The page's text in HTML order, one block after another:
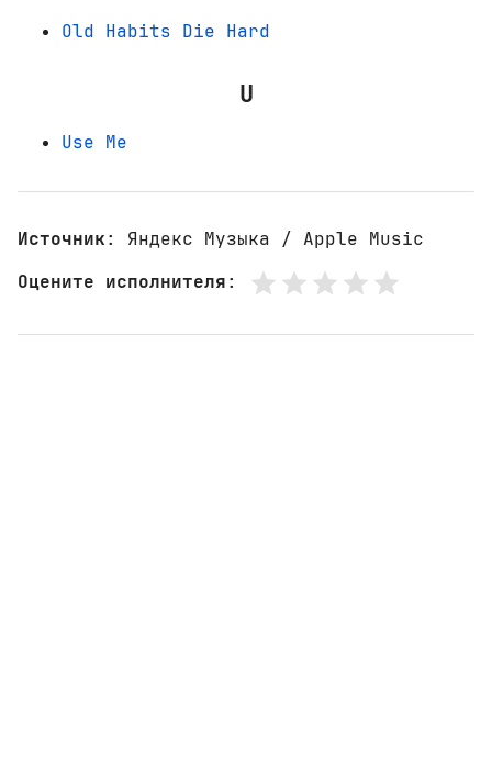
Old Habits Die Hard
U
Use Me
Источник: Яндекс Музыка / Apple Music
Оцените исполнителя: